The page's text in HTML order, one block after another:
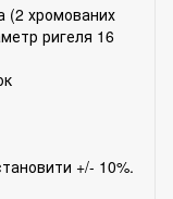
(2 хромованих
ригеля 16
+/- 10%.